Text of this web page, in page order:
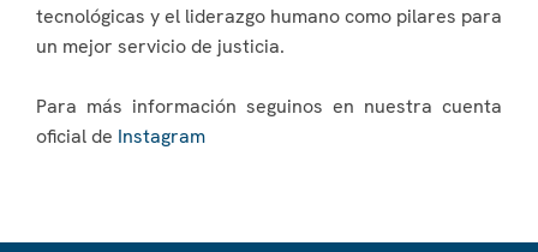
tecnológicas y el liderazgo humano como pilares para
un mejor servicio de justicia.
Para más información seguinos en nuestra cuenta
oficial de Instagram